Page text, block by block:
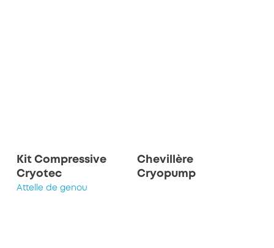
Kit Compressive
Cryotec
Attelle de genou
Chevillère
Cryopump